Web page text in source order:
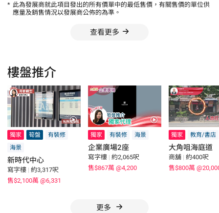
* 此為發展商就此項目發出的所有價單中的最低售價，有關售價的單位供
應量及銷售情況以發展商公佈的為準。
查看更多
樓盤推介
獨家 筍盤
有裝修
海景
新時代中心
寫字樓 | 約3,317呎
售$2,100萬 @6,331
獨家 有裝修 海景
企業廣場2座
寫字樓 | 約2,065呎
售$867萬 @4,200
獨家 教育/書店
大角咀海庭道
商舖 | 約400呎
售$800萬
更多